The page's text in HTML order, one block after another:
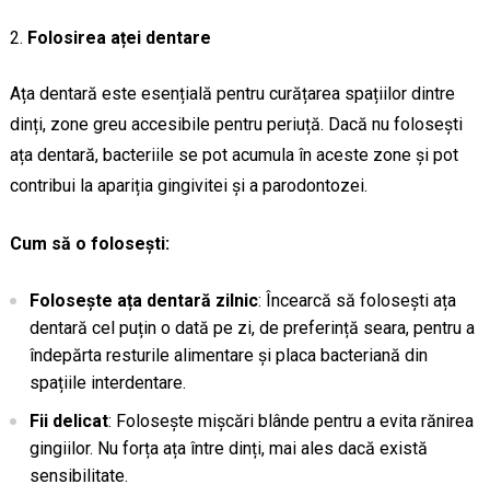
Folosirea aței dentare
Ața dentară este esențială pentru curățarea spațiilor dintre
dinți, zone greu accesibile pentru periuță. Dacă nu folosești
ața dentară, bacteriile se pot acumula în aceste zone și pot
contribui la apariția gingivitei și a parodontozei.
Cum să o folosești:
Folosește ața dentară zilnic: Încearcă să folosești ața
dentară cel puțin o dată pe zi, de preferință seara, pentru a
îndepărta resturile alimentare și placa bacteriană din
spațiile interdentare.
Fii delicat: Folosește mișcări blânde pentru a evita rănirea
gingiilor. Nu forța ața între dinți, mai ales dacă există
sensibilitate.